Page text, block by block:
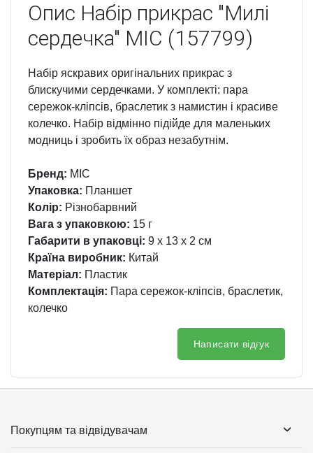
Опис Набір прикрас "Милі
сердечка" MIC (157799)
Набір яскравих оригінальних прикрас з
блискучими сердечками. У комплекті: пара
сережок-кліпсів, браслетик з намистин і красиве
колечко. Набір відмінно підійде для маленьких
модниць і зробить їх образ незабутнім.
Бренд: MIC
Упаковка: Планшет
Колір: Різнобарвний
Вага з упаковкою: 15 г
Габарити в упаковці: 9 x 13 x 2 см
Країна виробник: Китай
Матеріал: Пластик
Комплектація: Пара сережок-кліпсів, браслетик,
колечко
Написати відгук
Покупцям та відвідувачам